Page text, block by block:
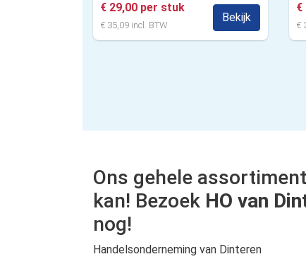
€ 29,00 per stuk
€ 35,09 incl. BTW
Bekijk
€
€
Ons gehele
kan! Bezoek HO van
nog!
Handelsonderneming van Dinteren